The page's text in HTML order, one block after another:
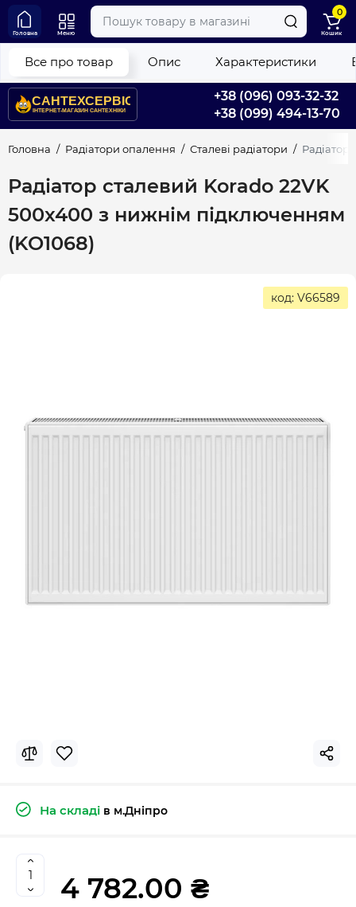
+38 (096) 093-32-32
+38 (099) 494-13-70
Головна Меню
0
Кошик
Головна Радіатори опалення Сталеві радіатори Радіатор
Радіатор сталевий Korado 22VK
500x400 з нижнім підключенням
(KO1068)
Все про товар Опис Характеристики
код: V66589
На складі в м.Дніпро
4 782.00 ₴